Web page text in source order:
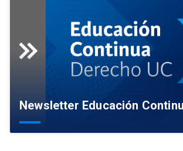
Newsletter Educación